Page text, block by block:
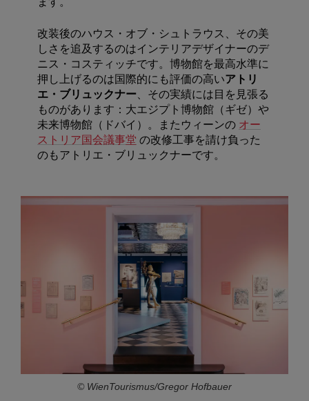
改装後のハウス・オブ・シュトラウス、その美
しさを追及するのはインテリアデザイナーのデ
ニス・コスティッチです。博物館を最高水準に
押し上げるのは国際的にも評価の高いアトリ
エ・ブリュックナー 、その実績には目を見張る
ものがあります：大エジプト博物館（ギゼ）や
未来博物館（ドバイ）。またウィーンの オー
ストリア国会議事堂 の改修工事を請け負った
のもアトリエ・ブリュックナーです。
© WienTourismus/Gregor Hofbauer